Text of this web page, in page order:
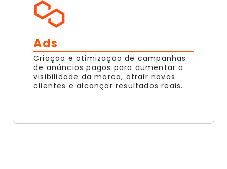
Ads
Criação e otimização de campanhas
de anúncios pagos para aumentar a
visibilidade da marca, atrair novos
clientes e alcançar resultados reais.